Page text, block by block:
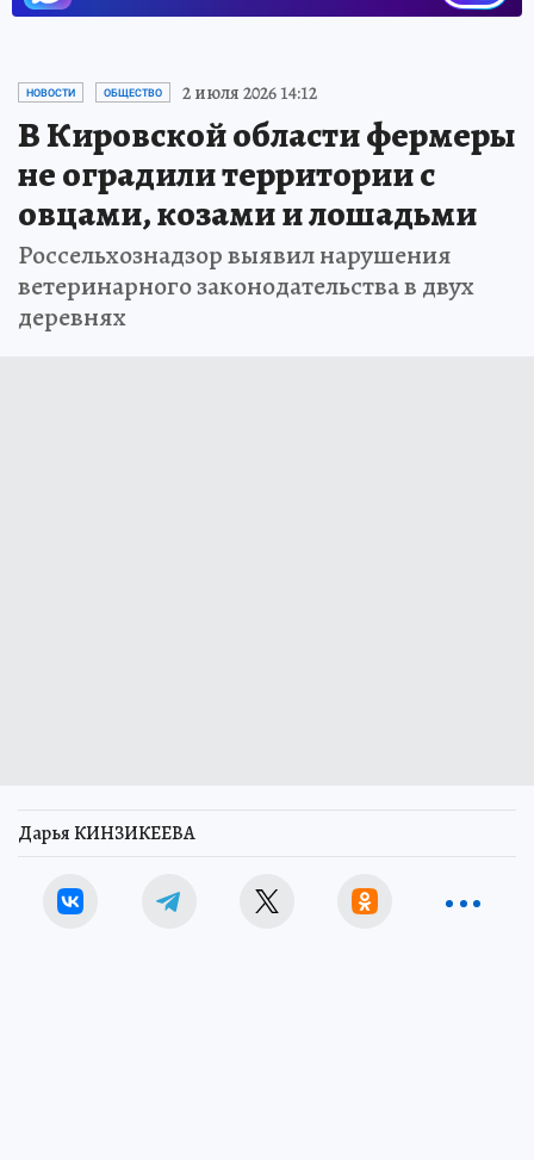
НОВОСТИ ОБЩЕСТВО 2 июля 2026 14:12
В Кировской области фермеры
не оградили территории с
овцами, козами и лошадьми
Россельхознадзор выявил нарушения
ветеринарного законодательства в двух
деревнях
Дарья КИНЗИКЕЕВА